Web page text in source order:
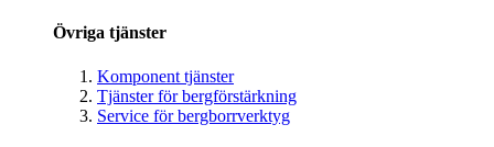
Övriga tjänster
Komponent tjänster
Tjänster för bergförstärkning
Service för bergborrverktyg